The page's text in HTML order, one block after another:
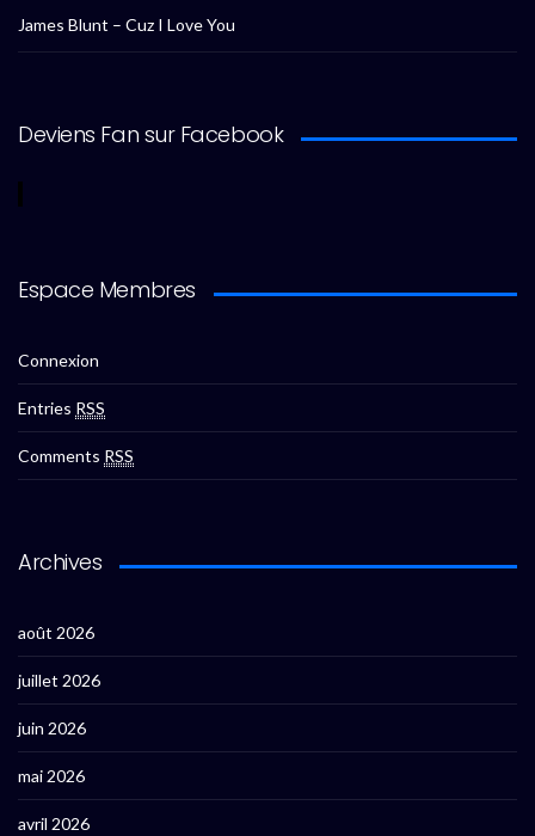
James Blunt – Cuz I Love You
Deviens Fan sur Facebook
Espace Membres
Connexion
Entries RSS
Comments RSS
Archives
août 2026
juillet 2026
juin 2026
mai 2026
avril 2026